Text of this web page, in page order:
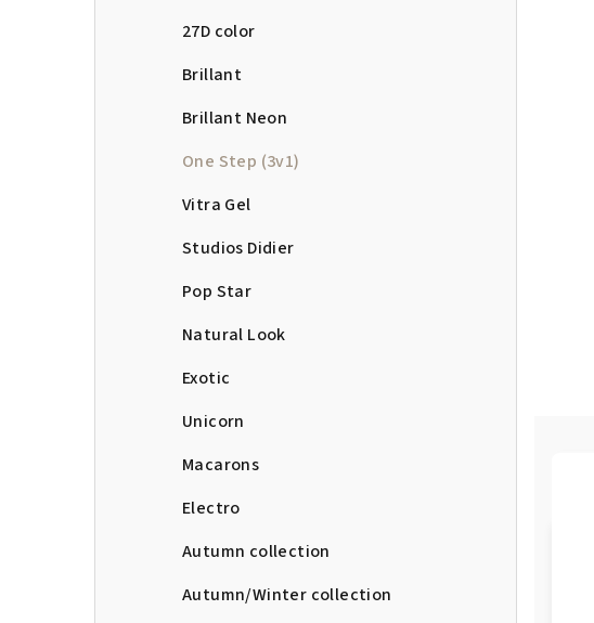
27D color
Brillant
Brillant Neon
One Step (3v1)
Vitra Gel
Studios Didier
Pop Star
Natural Look
Exotic
Unicorn
Macarons
Electro
Autumn collection
Autumn/Winter collection